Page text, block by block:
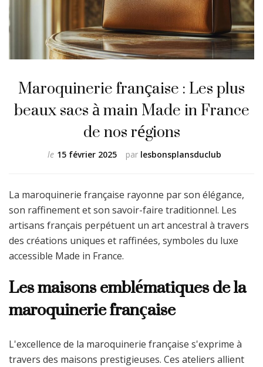
Maroquinerie française : Les plus
beaux sacs à main Made in France
de nos régions
par lesbonsplansduclub
le 15 février 2025
La maroquinerie française rayonne par son élégance,
son raffinement et son savoir-faire traditionnel. Les
artisans français perpétuent un art ancestral à travers
des créations uniques et raffinées, symboles du luxe
accessible Made in France.
Les maisons emblématiques de la
maroquinerie française
L'excellence de la maroquinerie française s'exprime à
travers des maisons prestigieuses. Ces ateliers allient